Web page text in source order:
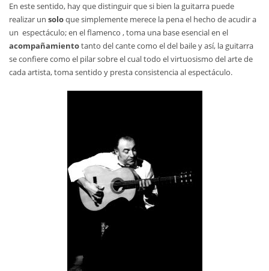
En este sentido, hay que distinguir que si bien la guitarra puede
realizar un soloque simplemente merece la pena el hecho de acudir a
un espectáculo; en el flamenco , toma una base esencial en el
acompañamientotanto del cante como el del baile y así, la guitarra
se confiere como el pilar sobre el cual todo el virtuosismo del arte de
cada artista, toma sentido y presta consistencia al espectáculo.